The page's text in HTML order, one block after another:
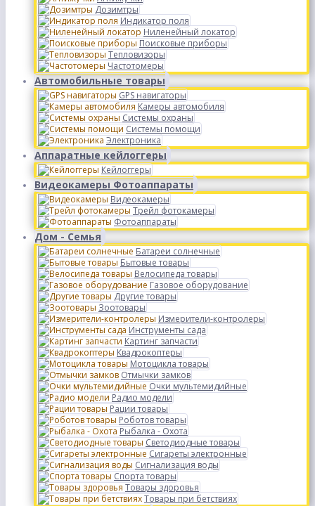
Дозимтры
Индикатор поля
Ниленейный локатор
Поисковые приборы
Тепловизоры
Частотомеры
Автомобильные товары
GPS навигаторы
Камеры автомобиля
Системы охраны
Системы помощи
Электроника
Аппаратные кейлоггеры
Кейлоггеры
Видеокамеры Фотоаппараты
Видеокамеры
Трейл фотокамеры
Фотоаппараты
Дом - Семья
Батареи солнечные
Бытовые товары
Велосипеда товары
Газовое оборудование
Другие товары
Зоотовары
Измерители-контролеры
Инструменты сада
Картинг запчасти
Квадрокоптеры
Мотоцикла товары
Отмычки замков
Очки мультемидийные
Радио модели
Рации товары
Роботов товары
Рыбалка - Охота
Светодиодные товары
Сигареты электронные
Сигнализация воды
Спорта товары
Товары здоровья
Товары при бетствиях